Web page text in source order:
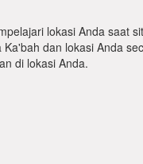
lokasi Anda saat
dan lokasi Anda
di lokasi Anda.